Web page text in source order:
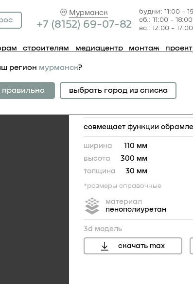
Мурманск
+7 (81 52) 69-07-82
будни: 11:00 -
сб.: 11:00 - 18:00
вс.: 12:00 - 17:00
строителям медиацентр монтаж
регион мурманск?
правильно выбрать город из списка
база 1.54.060
совмещает функции
ширина
110 мм
высота
300 мм
толщина
30 мм
*размеры справочные
материал
пенополиуретан
3d модель
скачать max